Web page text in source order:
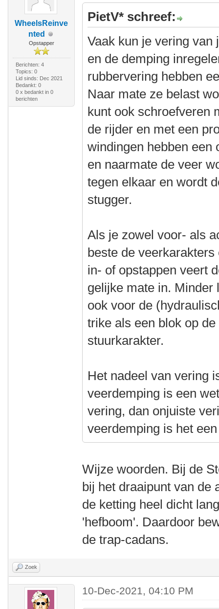
WheelsReinve
nted
Opstapper
Berichten: 4
Topics: 0
Lid sinds: Dec 2021
Bedankt: 0
0 x bedankt in 0
berichten
PietV* schreef:
Vaak kun je vering
en de demping
rubbervering hebben
Naar mate ze belast
kunt ook schroefveren
de rijder en met een
windingen hebben een
en naarmate de veer
tegen elkaar en wordt
stugger.
Als je zowel voor- als
beste de
in- of opstappen veert
gelijke mate in. Minder
ook voor de
trike als een blok op
stuurkarakter.
Het nadeel van vering
veerdemping is een
vering, dan onjuiste
veerdemping is het
Wijze woorden. Bij de
bij het draaipunt van de
de ketting heel dicht
'hefboom'. Daardoor
de trap-cadans.
Zoek
10-Dec-2021, 04:10 PM